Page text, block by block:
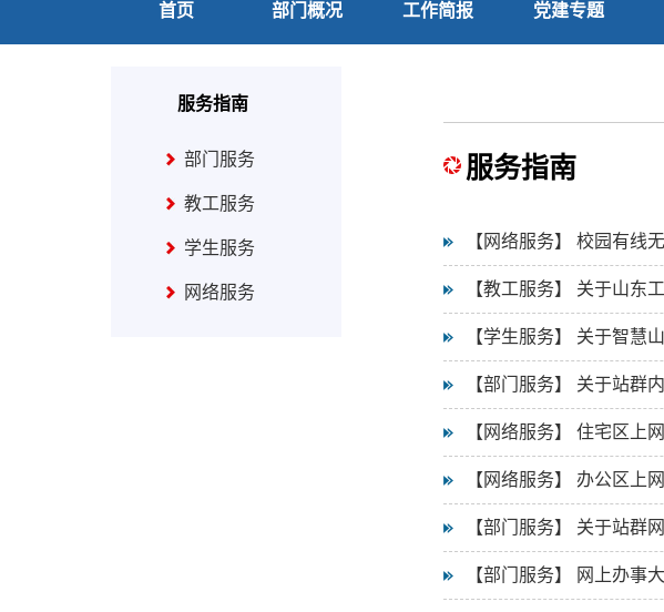
首页 部门概况 工作简报 党建专题
服务指南
部门服务
教工服务
学生服务
网络服务
服务指南
【网络服务】 校园有线
【教工服务】 关于山东
【学生服务】 关于智慧
【部门服务】 关于站群
【网络服务】 住宅区上
【网络服务】 办公区上
【部门服务】 关于站群
【部门服务】 网上办事